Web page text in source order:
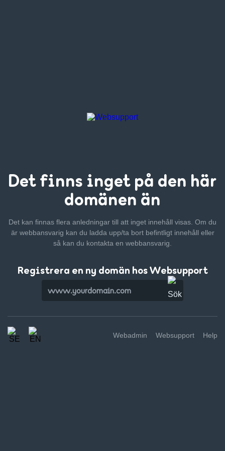
Det finns inget på den här
domänen än
Det kan finnas flera anledningar till att inget innehåll visas. Om du
är webbansvarig kan du ladda upp/ta bort befintligt innehåll eller
så kan du kontakta en webbansvarig.
Registrera en ny domän hos Websupport
Webadmin Websupport Help